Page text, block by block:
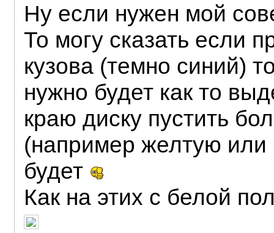
Ну если нужен мой
То могу сказать если
кузова (темно синий)
нужно будет как то
краю диску пустить
(например желтую или
будет
Как на этих с белой